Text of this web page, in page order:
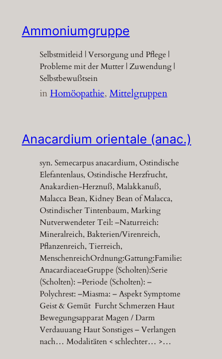
Ammoniumgruppe
Selbstmitleid | Versorgung und Pflege |
Probleme mit der Mutter | Zuwendung |
Selbstbewußtsein
inHomöopathie, Mittelgruppen
Anacardium orientale (anac.)
syn. Semecarpus anacardium, Ostindische
Elefantenlaus, Ostindische Herzfrucht,
Anakardien-Herznuß, Malakkanuß,
Malacca Bean, Kidney Bean of Malacca,
Ostindischer Tintenbaum, Marking
Nutverwendeter Teil: –Naturreich:
Mineralreich, Bakterien/Virenreich,
Pflanzenreich, Tierreich,
MenschenreichOrdnung:Gattung:Familie:
AnacardiaceaeGruppe (Scholten):Serie
(Scholten): –Periode (Scholten): –
Polychrest: –Miasma: – Aspekt Symptome
Geist & Gemüt Furcht Schmerzen Haut
Bewegungsapparat Magen / Darm
Verdauuang Haut Sonstiges – Verlangen
nach… Modalitäten < schlechter… >…